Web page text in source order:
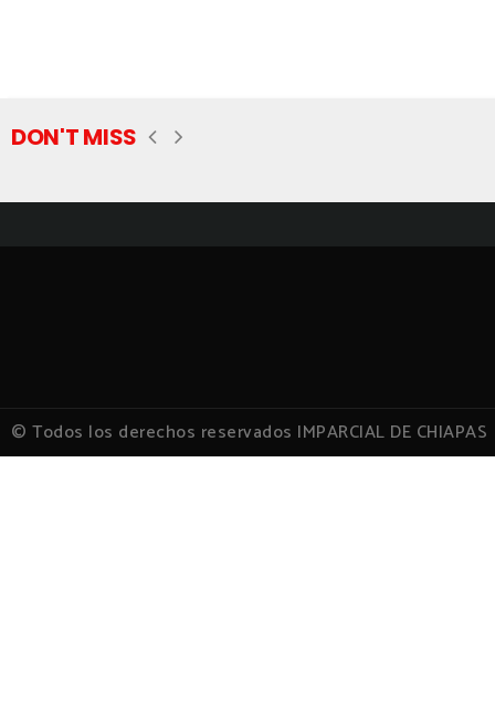
DON'T MISS
© Todos los derechos reservados IMPARCIAL DE CHIAPAS